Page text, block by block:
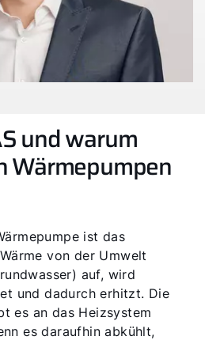
und warum
Wärmepumpen
ist das
von der Umwelt
auf, wird
und dadurch erhitzt. Die
es an das Heizsystem
es daraufhin abkühlt,